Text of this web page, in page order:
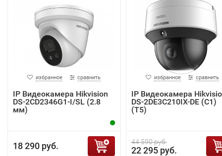
избранное сравнить
IP Видеокамера Hikvision
DS-2CD2346G1-I/SL (2.8
мм)
18 290 руб.
избранное сравнить
IP Видеокамера
DS-2DE3C210IX-DE (C1)
(T5)
44 590 руб.
22 295 руб.